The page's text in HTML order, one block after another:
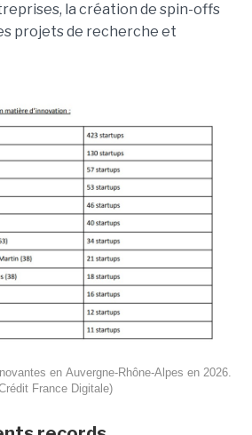
la création de spin-offs
projets de recherche et
en Auvergne-Rhône-Alpes en 2026.
France Digitale)